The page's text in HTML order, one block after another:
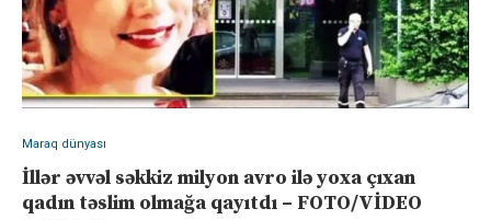
Maraq dünyası
İllər əvvəl səkkiz milyon avro ilə yoxa çıxan
qadın təslim olmağa qayıtdı – FOTO/VİDEO